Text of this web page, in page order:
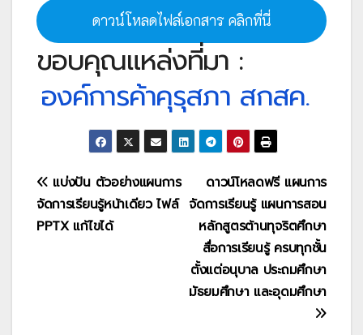
ดาวน์โหลดไฟล์เอกสาร คลิกที่นี่
ขอบคุณแหล่งที่มา :
องค์การค้าคุรุสภา สกสค.
แนะแนว
เรื่อง
ดาวน์โหลดฟรี แผนการ
จัดการเรียนรู้ แผนการสอน
หลักสูตรต้านทุจริตศึกษา
สื่อการเรียนรู้ ครบทุกชั้น
ตั้งแต่อนุบาล ประถมศึกษา
มัธยมศึกษา และอุดมศึกษา
แบ่งปัน ตัวอย่างแผนการ
จัดการเรียนรู้หน้าเดียว ไฟล์
PPTX แก้ไขได้